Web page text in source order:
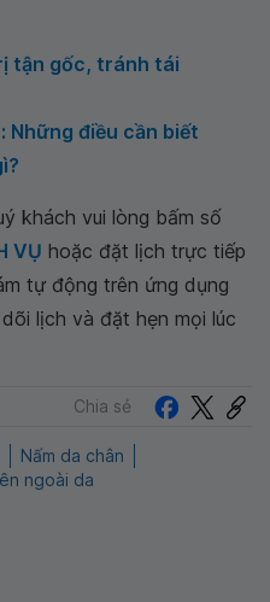
tận gốc, tránh tái
Những điều cần biết
khách vui lòng bấm số
VỤ hoặc đặt lịch trực tiếp
tự động trên ứng dụng
lịch và đặt hẹn mọi lúc
Chia sẻ
Nấm da chân
ngoài da